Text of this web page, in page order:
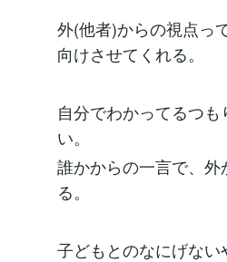
外(他者)からの視点っ
向けさせてくれる。
自分でわかってるつ
い。
誰かからの一言で、
る。
子どもとのなにげな